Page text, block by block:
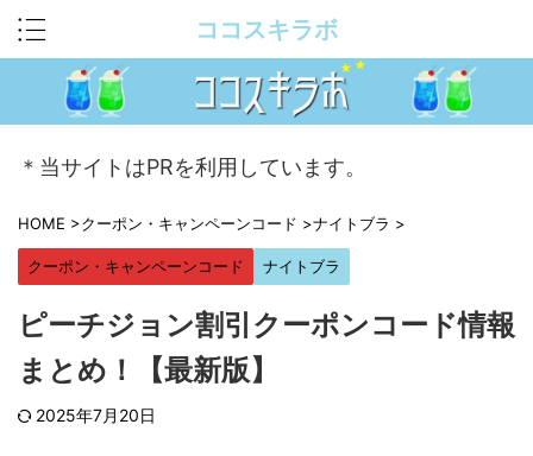
ココスキラボ
＊当サイトはPRを利用しています。
HOME >クーポン・キャンペーンコード >ナイトブラ >
クーポン・キャンペーンコード ナイトブラ
ピーチジョン割引クーポンコード情報
まとめ！【最新版】
2025年7月20日